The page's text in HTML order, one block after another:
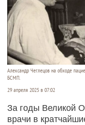
Александр Чеглецов на обходе
БСМП.
29 апреля 2025 в 07:02
За годы Великой
врачи в